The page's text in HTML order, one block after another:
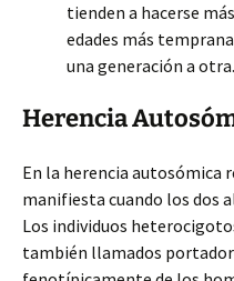
tienden a hacerse
edades más
una generación a otra.
Herencia
En la herencia autosómica
manifiesta cuando los dos
Los individuos
también llamados